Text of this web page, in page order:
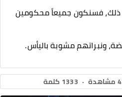
ذلك، فسنكون جميعاً محكومين
ونبراتهم مشوبة باليأس.
· 1333 كلمة